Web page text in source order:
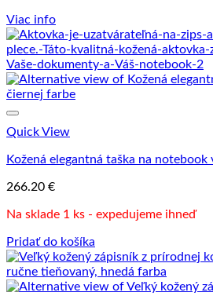
Viac info
Quick View
Kožená elegantná taška na
266.20 €
Na sklade 1 ks - expedujeme ihneď
Pridať do košíka